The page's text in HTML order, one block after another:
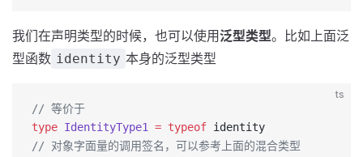
我们在声明类型的时候，也可以使用泛型类型。比如上面泛
型函数 identity 本身的泛型类型
ts
// 等价于
type IdentityType1 = typeof identity
// 对象字面量的调用签名，可以参考上面的混合类型